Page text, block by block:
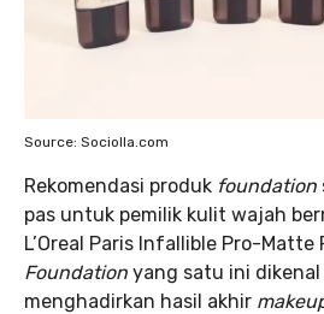
Source: Sociolla.com
Rekomendasi produk foundation
pas untuk pemilik kulit wajah
L’Oreal Paris Infallible Pro-Matte
Foundation yang satu ini dikenal
menghadirkan hasil akhir